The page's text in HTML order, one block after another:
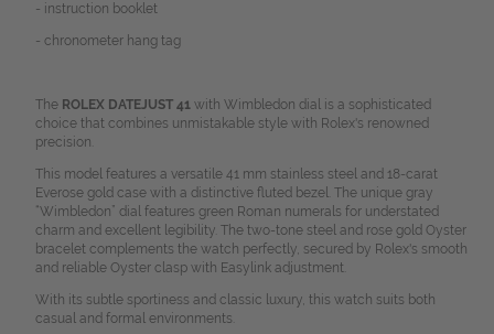
- instruction booklet
- chronometer hang tag
TheROLEX DATEJUST 41with Wimbledon dial is a sophisticated
choice that combines unmistakable style with Rolex's renowned
precision.
This model features a versatile 41 mm stainless steel and 18-carat
Everose gold case with a distinctive fluted bezel. The unique gray
“Wimbledon” dial features green Roman numerals for understated
charm and excellent legibility. The two-tone steel and rose gold Oyster
bracelet complements the watch perfectly, secured by Rolex's smooth
and reliable Oyster clasp with Easylink adjustment.
With its subtle sportiness and classic luxury, this watch suits both
casual and formal environments.